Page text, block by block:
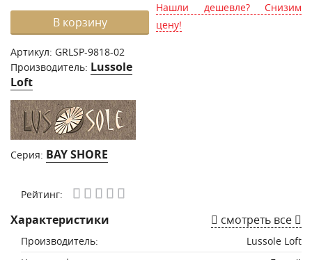
В корзину
Артикул: GRLSP-9818-02
Производитель: Lussole
Loft
Серия: BAY SHORE
Нашли дешевле? Снизим
цену!
Рейтинг:
Характеристики смотреть все
Производитель:
Lussole Loft